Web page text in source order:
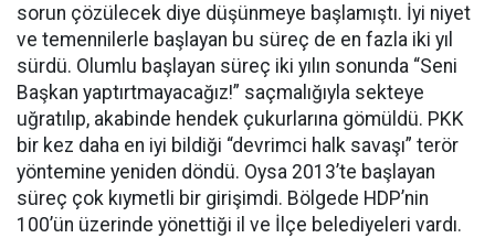
sorun çözülecek diye düşünmeye başlamıştı. İyi niyet
ve temennilerle başlayan bu süreç de en fazla iki yıl
sürdü. Olumlu başlayan süreç iki yılın sonunda “Seni
Başkan yaptırtmayacağız!” saçmalığıyla sekteye
uğratılıp, akabinde hendek çukurlarına gömüldü. PKK
bir kez daha en iyi bildiği “devrimci halk savaşı” terör
yöntemine yeniden döndü. Oysa 2013’te başlayan
süreç çok kıymetli bir girişimdi. Bölgede HDP’nin
100’ün üzerinde yönettiği il ve İlçe belediyeleri vardı.